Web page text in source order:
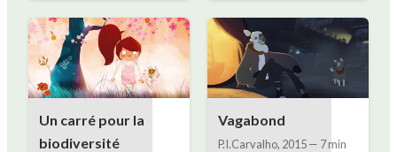
Un carré pour la
biodiversité
Vagabond
P.I.Carvalho, 2015— 7 min